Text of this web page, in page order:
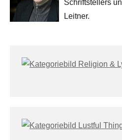
Schriftstellers
Leitner.